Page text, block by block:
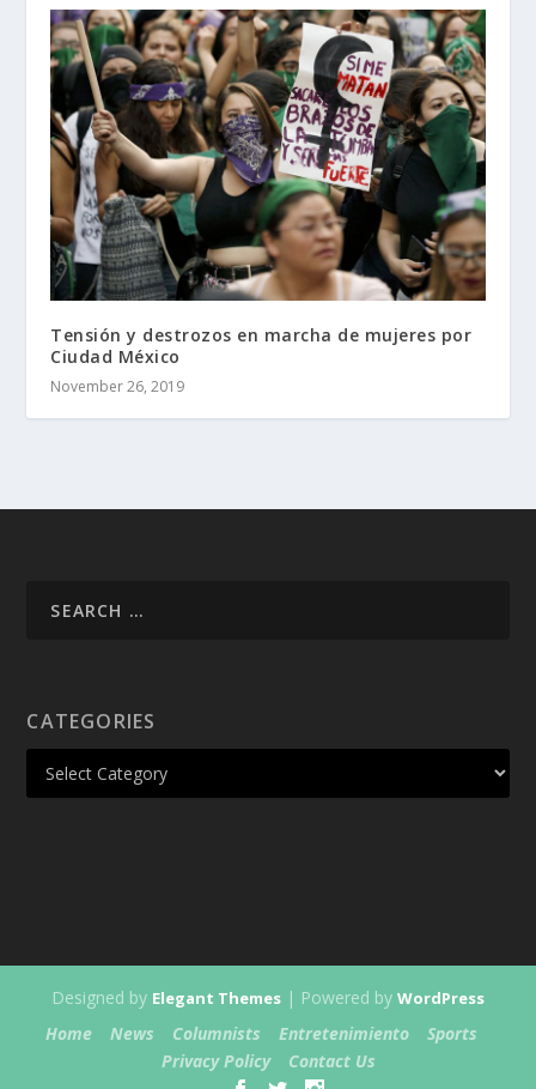
Tensión y destrozos en marcha de mujeres por
Ciudad México
November 26, 2019
CATEGORIES
Designed by Elegant Themes | Powered by WordPress
Home News Columnists Entretenimiento
Sports
Privacy Policy
Contact Us